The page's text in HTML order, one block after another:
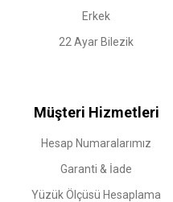
Erkek
22 Ayar Bilezik
Müşteri Hizmetleri
Hesap Numaralarımız
Garanti & İade
Yüzük Ölçüsü Hesaplama